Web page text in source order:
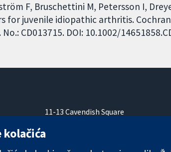
F, Bruschettini M, Petersson I,
for juvenile idiopathic arthritis.
CD013715. DOI: 10.1002/
11-13 Cavendish Square
W1G 0AN